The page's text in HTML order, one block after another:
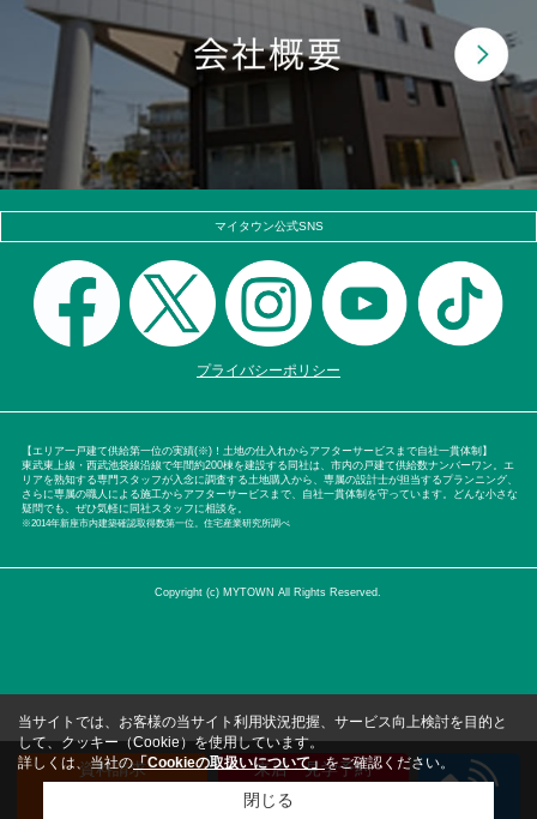
マイタウン公式SNS
プライバシーポリシー
【エリア一戸建て供給第一位の実績(※)！土地の仕入れからアフターサービスまで自社一貫体制】
東武東上線・西武池袋線沿線で年間約200棟を建設する同社は、市内の戸建て供給数ナンバーワン。エ
リアを熟知する専門スタッフが入念に調査する土地購入から、専属の設計士が担当するプランニング、
さらに専属の職人による施工からアフターサービスまで、自社一貫体制を守っています。どんな小さな
疑問でも、ぜひ気軽に同社スタッフに相談を。
※2014年新座市内建築確認取得数第一位。住宅産業研究所調べ
Copyright (c) MYTOWN All Rights Reserved.
資料請求
来店・見学予約
（無料）
当サイトでは、お客様の当サイト利用状況把握、サービス向上検討を目的と
して、クッキー（Cookie）を使用しています。
詳しくは、当社の「Cookieの取扱いについて」をご確認ください。
閉じる